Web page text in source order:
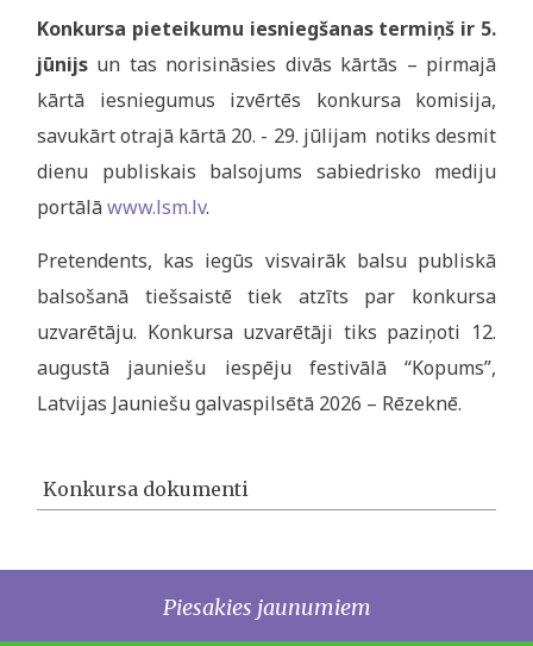
Konkursa pieteikumu iesniegšanas termiņš ir 5.
jūnijs un tas norisināsies divās kārtās – pirmajā
kārtā iesniegumus izvērtēs konkursa komisija,
savukārt otrajā kārtā 20. - 29. jūlijam notiks desmit
dienu publiskais balsojums sabiedrisko mediju
portālāwww.lsm.lv.
Pretendents, kas iegūs visvairāk balsu publiskā
balsošanā tiešsaistē tiek atzīts par konkursa
uzvarētāju. Konkursa uzvarētāji tiks paziņoti 12.
augustā jauniešu iespēju festivālā “Kopums”,
Latvijas Jauniešu galvaspilsētā 2026 – Rēzeknē.
Konkursa dokumenti
Piesakies jaunumiem